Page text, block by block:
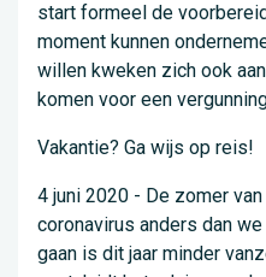
start formeel de
moment kunnen
willen kweken zich ook
komen voor een
Vakantie? Ga wijs op reis!
4 juni 2020 - De zomer
coronavirus anders dan
gaan is dit jaar minder